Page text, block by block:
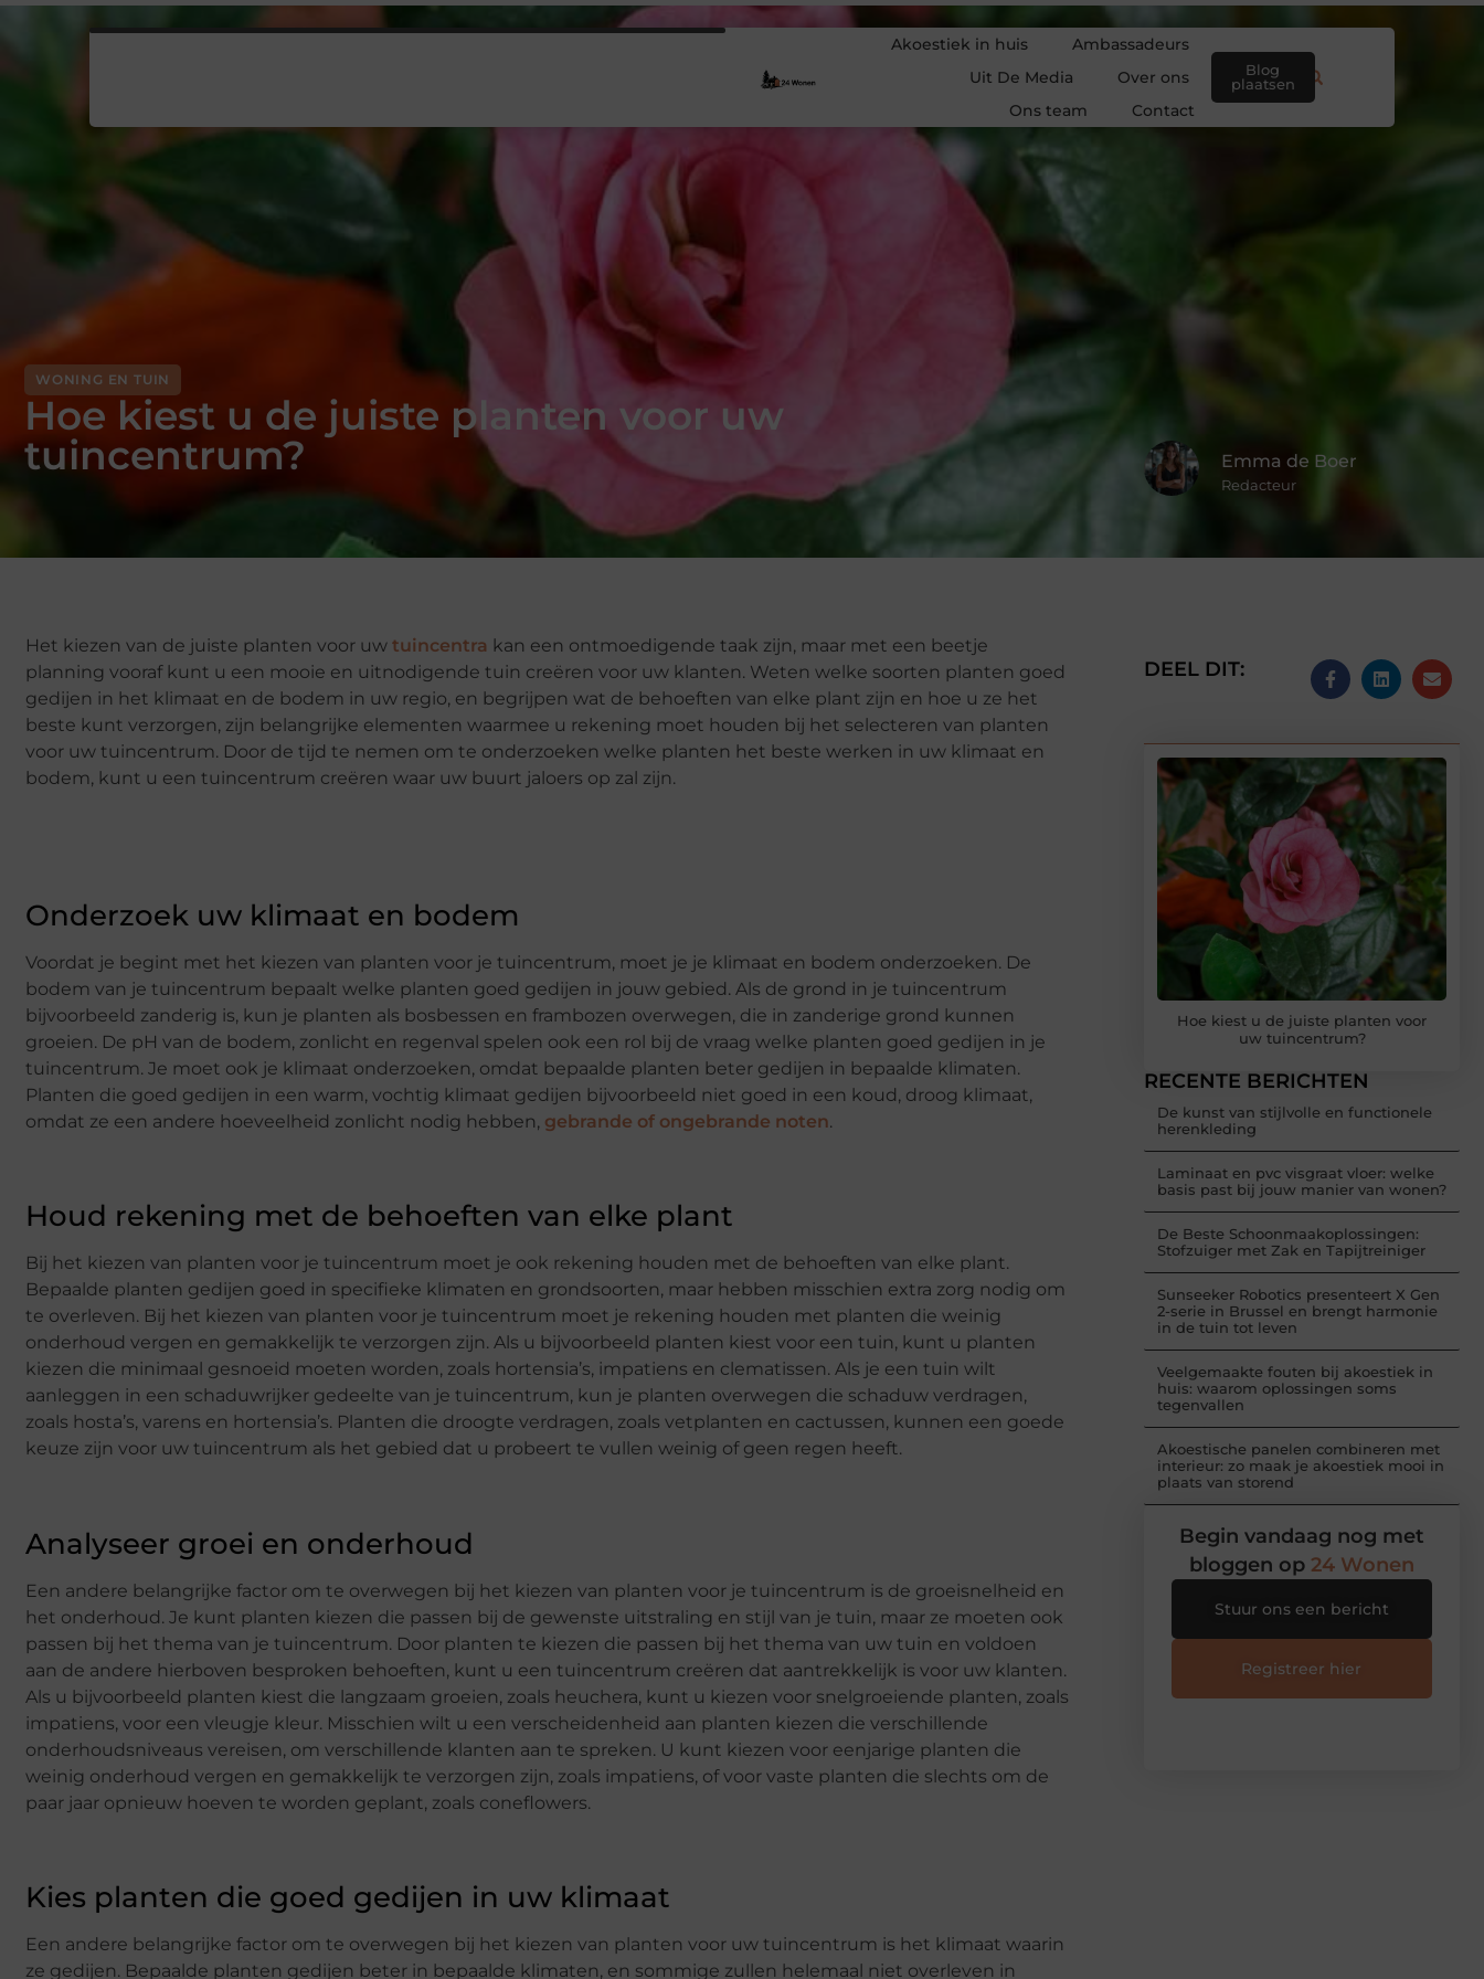
Akoestiek in huis
Ambassadeurs
Uit De Media
Over ons
Ons team
Contact
Blog
plaatsen
WONING EN TUIN
Hoe kiest u de juiste planten voor uw
tuincentrum?
Emma de Boer
Redacteur
Het kiezen van de juiste planten voor uw tuincentra kan een ontmoedigende taak zijn, maar met een beetje
planning vooraf kunt u een mooie en uitnodigende tuin creëren voor uw klanten. Weten welke soorten planten goed
gedijen in het klimaat en de bodem in uw regio, en begrijpen wat de behoeften van elke plant zijn en hoe u ze het
beste kunt verzorgen, zijn belangrijke elementen waarmee u rekening moet houden bij het selecteren van planten
voor uw tuincentrum. Door de tijd te nemen om te onderzoeken welke planten het beste werken in uw klimaat en
bodem, kunt u een tuincentrum creëren waar uw buurt jaloers op zal zijn.
Onderzoek uw klimaat en bodem
Voordat je begint met het kiezen van planten voor je tuincentrum, moet je je klimaat en bodem onderzoeken. De
bodem van je tuincentrum bepaalt welke planten goed gedijen in jouw gebied. Als de grond in je tuincentrum
bijvoorbeeld zanderig is, kun je planten als bosbessen en frambozen overwegen, die in zanderige grond kunnen
groeien. De pH van de bodem, zonlicht en regenval spelen ook een rol bij de vraag welke planten goed gedijen in je
tuincentrum. Je moet ook je klimaat onderzoeken, omdat bepaalde planten beter gedijen in bepaalde klimaten.
Planten die goed gedijen in een warm, vochtig klimaat gedijen bijvoorbeeld niet goed in een koud, droog klimaat,
omdat ze een andere hoeveelheid zonlicht nodig hebben, gebrande of ongebrande noten.
Houd rekening met de behoeften van elke plant
Bij het kiezen van planten voor je tuincentrum moet je ook rekening houden met de behoeften van elke plant.
Bepaalde planten gedijen goed in specifieke klimaten en grondsoorten, maar hebben misschien extra zorg nodig om
te overleven. Bij het kiezen van planten voor je tuincentrum moet je rekening houden met planten die weinig
onderhoud vergen en gemakkelijk te verzorgen zijn. Als u bijvoorbeeld planten kiest voor een tuin, kunt u planten
kiezen die minimaal gesnoeid moeten worden, zoals hortensia’s, impatiens en clematissen. Als je een tuin wilt
aanleggen in een schaduwrijker gedeelte van je tuincentrum, kun je planten overwegen die schaduw verdragen,
zoals hosta’s, varens en hortensia’s. Planten die droogte verdragen, zoals vetplanten en cactussen, kunnen een goede
keuze zijn voor uw tuincentrum als het gebied dat u probeert te vullen weinig of geen regen heeft.
Analyseer groei en onderhoud
Een andere belangrijke factor om te overwegen bij het kiezen van planten voor je tuincentrum is de groeisnelheid en
het onderhoud. Je kunt planten kiezen die passen bij de gewenste uitstraling en stijl van je tuin, maar ze moeten ook
passen bij het thema van je tuincentrum. Door planten te kiezen die passen bij het thema van uw tuin en voldoen
aan de andere hierboven besproken behoeften, kunt u een tuincentrum creëren dat aantrekkelijk is voor uw klanten.
Als u bijvoorbeeld planten kiest die langzaam groeien, zoals heuchera, kunt u kiezen voor snelgroeiende planten, zoals
impatiens, voor een vleugje kleur. Misschien wilt u een verscheidenheid aan planten kiezen die verschillende
onderhoudsniveaus vereisen, om verschillende klanten aan te spreken. U kunt kiezen voor eenjarige planten die
weinig onderhoud vergen en gemakkelijk te verzorgen zijn, zoals impatiens, of voor vaste planten die slechts om de
paar jaar opnieuw hoeven te worden geplant, zoals coneflowers.
Kies planten die goed gedijen in uw klimaat
Een andere belangrijke factor om te overwegen bij het kiezen van planten voor uw tuincentrum is het klimaat waarin
ze gedijen. Bepaalde planten gedijen beter in bepaalde klimaten, en sommige zullen helemaal niet overleven in
DEEL DIT:
Hoe kiest u de juiste planten voor
uw tuincentrum?
RECENTE BERICHTEN
De kunst van stijlvolle en functionele
herenkleding
Laminaat en pvc visgraat vloer: welke
basis past bij jouw manier van wonen?
De Beste Schoonmaakoplossingen:
Stofzuiger met Zak en Tapijtreiniger
Sunseeker Robotics presenteert X Gen
2-serie in Brussel en brengt harmonie
in de tuin tot leven
Veelgemaakte fouten bij akoestiek in
huis: waarom oplossingen soms
tegenvallen
Akoestische panelen combineren met
interieur: zo maak je akoestiek mooi in
plaats van storend
Begin vandaag nog met
bloggen op 24 Wonen
Stuur ons een bericht
Registreer hier